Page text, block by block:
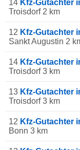
14 Kfz-Gutachter
Troisdorf 2 km
12 Kfz-Gutachter
Sankt Augustin 2
14 Kfz-Gutachter
Troisdorf 3 km
13 Kfz-Gutachter
Troisdorf 3 km
12 Kfz-Gutachter
Bonn 3 km